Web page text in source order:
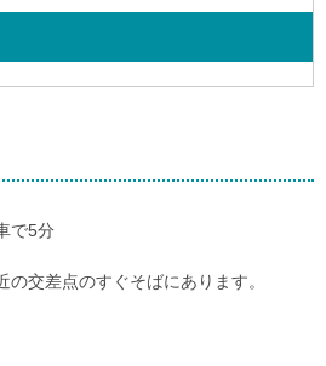
で5分
交差点のすぐそばにあります。